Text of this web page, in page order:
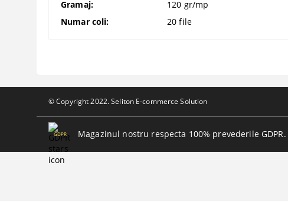
Gramaj:
120 gr/mp
Numar coli:
20 file
© Copyright 2022. Seliton E-commerce Solution
GDPR Magazinul nostru respecta 100% prevederile GDPR.